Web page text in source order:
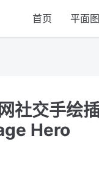
首页 平面
社交手绘
Hero